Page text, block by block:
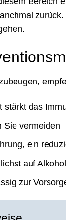
stärkt das
Sie vermeiden
ein
auf
zur